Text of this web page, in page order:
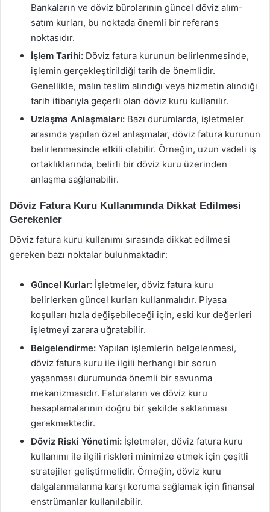
Bankaların ve döviz bürolarının güncel döviz alım-
satım kurları, bu noktada önemli bir referans
noktasıdır.
İşlem Tarihi: Döviz fatura kurunun belirlenmesinde,
işlemin gerçekleştirildiği tarih de önemlidir.
Genellikle, malın teslim alındığı veya hizmetin alındığı
tarih itibarıyla geçerli olan döviz kuru kullanılır.
Uzlaşma Anlaşmaları: Bazı durumlarda, işletmeler
arasında yapılan özel anlaşmalar, döviz fatura kurunun
belirlenmesinde etkili olabilir. Örneğin, uzun vadeli iş
ortaklıklarında, belirli bir döviz kuru üzerinden
anlaşma sağlanabilir.
Döviz Fatura Kuru Kullanımında Dikkat Edilmesi
Gerekenler
Döviz fatura kuru kullanımı sırasında dikkat edilmesi
gereken bazı noktalar bulunmaktadır:
Güncel Kurlar: İşletmeler, döviz fatura kuru
belirlerken güncel kurları kullanmalıdır. Piyasa
koşulları hızla değişebileceği için, eski kur değerleri
işletmeyi zarara uğratabilir.
Belgelendirme: Yapılan işlemlerin belgelenmesi,
döviz fatura kuru ile ilgili herhangi bir sorun
yaşanması durumunda önemli bir savunma
mekanizmasıdır. Faturaların ve döviz kuru
hesaplamalarının doğru bir şekilde saklanması
gerekmektedir.
Döviz Riski Yönetimi: İşletmeler, döviz fatura kuru
kullanımı ile ilgili riskleri minimize etmek için çeşitli
stratejiler geliştirmelidir. Örneğin, döviz kuru
dalgalanmalarına karşı koruma sağlamak için finansal
enstrümanlar kullanılabilir.